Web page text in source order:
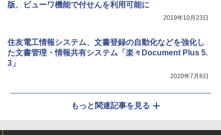
版、ビューワ機能で付せんを利用可能に
2019年10月23日
住友電工情報システム、文書登録の自動化などを強化し
た文書管理・情報共有システム「楽々Document Plus 5.
3」
2020年7月8日
もっと関連記事を見る